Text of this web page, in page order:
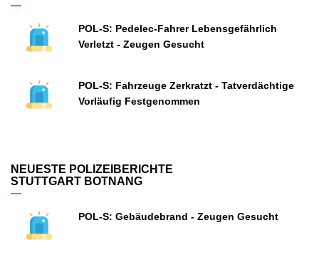
POL-S: Pedelec-Fahrer Lebensgefährlich
Verletzt - Zeugen Gesucht
POL-S: Fahrzeuge Zerkratzt - Tatverdächtige
Vorläufig Festgenommen
NEUESTE POLIZEIBERICHTE
STUTTGART BOTNANG
POL-S: Gebäudebrand - Zeugen Gesucht